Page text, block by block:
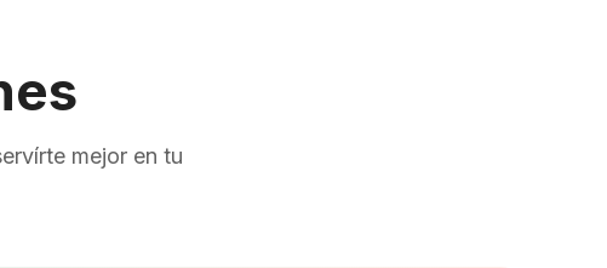
mejor en tu